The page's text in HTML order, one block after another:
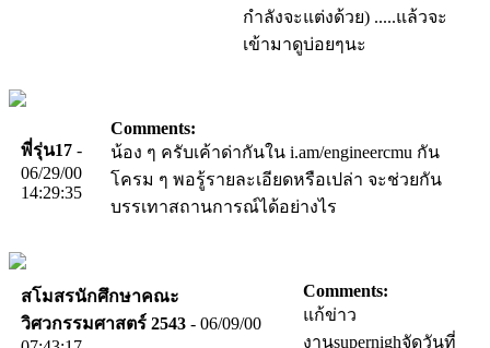
กำลังจะแต่งด้วย) .....แล้วจะ
เข้ามาดูบ่อยๆนะ
พี่รุ่น17 -
06/29/00
14:29:35
Comments:
น้อง ๆ ครับเค้าด่ากันใน i.am/engineercmu กัน
โครม ๆ พอรู้รายละเอียดหรือเปล่า จะช่วยกัน
บรรเทาสถานการณ์ได้อย่างไร
สโมสรนักศึกษาคณะ
วิศวกรรมศาสตร์ 2543 - 06/09/00
Comments:
แก้ข่าว
งานsupernighจัดวันที่